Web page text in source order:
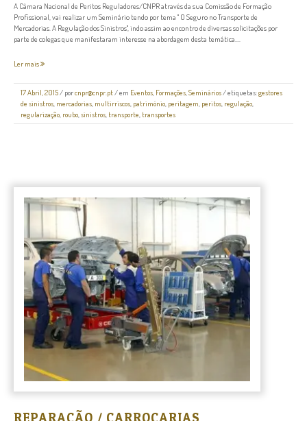
A Câmara Nacional de Peritos Reguladores/CNPR através da sua Comissão de Formação
Profissional, vai realizar um Seminário tendo por tema " O Seguro no Transporte de
Mercadorias. A Regulação dos Sinistros", indo assim ao encontro de diversas solicitações por
parte de colegas que manifestaram interesse na abordagem desta temática....
Ler mais
17 Abril, 2015/ porcnpr@cnpr.pt/ em Eventos, Formações,Seminários/ etiquetas:gestores
de sinistros, mercadorias, multirriscos, património, peritagem, peritos, regulação,
regularização, roubo,sinistros, transporte, transportes